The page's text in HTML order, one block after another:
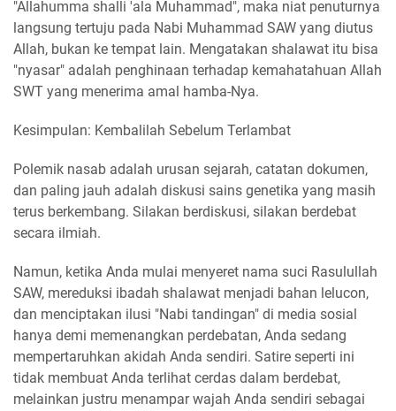
"Allahumma shalli 'ala Muhammad", maka niat penuturnya
langsung tertuju pada Nabi Muhammad SAW yang diutus
Allah, bukan ke tempat lain. Mengatakan shalawat itu bisa
"nyasar" adalah penghinaan terhadap kemahatahuan Allah
SWT yang menerima amal hamba-Nya.
Kesimpulan: Kembalilah Sebelum Terlambat
Polemik nasab adalah urusan sejarah, catatan dokumen,
dan paling jauh adalah diskusi sains genetika yang masih
terus berkembang. Silakan berdiskusi, silakan berdebat
secara ilmiah.
Namun, ketika Anda mulai menyeret nama suci Rasulullah
SAW, mereduksi ibadah shalawat menjadi bahan lelucon,
dan menciptakan ilusi "Nabi tandingan" di media sosial
hanya demi memenangkan perdebatan, Anda sedang
mempertaruhkan akidah Anda sendiri. Satire seperti ini
tidak membuat Anda terlihat cerdas dalam berdebat,
melainkan justru menampar wajah Anda sendiri sebagai